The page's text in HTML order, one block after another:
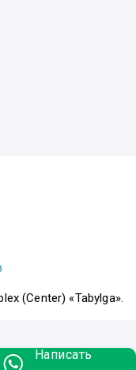
(Center) «Tabylga».
Написать